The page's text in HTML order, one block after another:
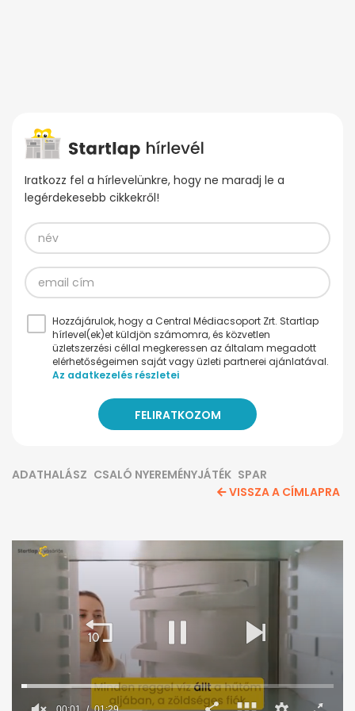
Iratkozz fel a hírlevelünkre, hogy ne maradj le a
legérdekesebb cikkekről!
Hozzájárulok, hogy a Central Médiacsoport Zrt. Startlap
hírlevel(ek)et küldjön számomra, és közvetlen
üzletszerzési céllal megkeressen az általam megadott
elérhetőségeimen saját vagy üzleti partnerei ajánlatával.
Az adatkezelés részletei
ADATHALÁSZ CSALÓ NYEREMÉNYJÁTÉK SPAR
VISSZA A CÍMLAPRA